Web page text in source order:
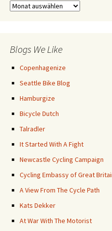
Previous
Blogs We Like
Copenhagenize
Seattle Bike Blog
Hamburgize
Bicycle Dutch
Talradler
It Started With A Fight
Newcastle Cycling Campaign
Cycling Embassy of Great
A View From The Cycle Path
Kats Dekker
At War With The Motorist